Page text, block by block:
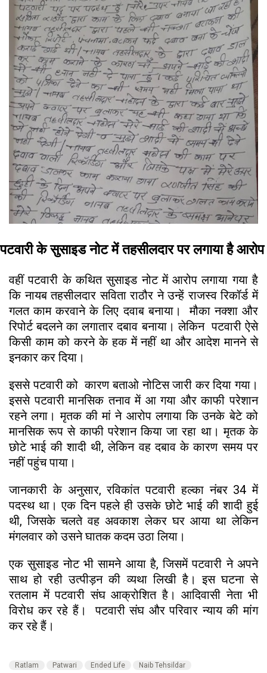
पटवारी के सुसाइड नोट में तहसीलदार पर लगाया है आरोप
वहीं पटवारी के कथित सुसाइड नोट में आरोप लगाया गया है
कि नायब तहसीलदार सविता राठौर ने उन्हें राजस्व रिकॉर्ड में
गलत काम करवाने के लिए दवाब बनाया। मौका नक्शा और
रिपोर्ट बदलने का लगातार दबाव बनाया। लेकिन पटवारी ऐसे
किसी काम को करने के हक में नहीं था और आदेश मानने से
इनकार कर दिया।
इससे पटवारी को कारण बताओ नोटिस जारी कर दिया गया।
इससे पटवारी मानसिक तनाव में आ गया और काफी परेशान
रहने लगा। मृतक की मां ने आरोप लगाया कि उनके बेटे को
मानसिक रूप से काफी परेशान किया जा रहा था। मृतक के
छोटे भाई की शादी थी, लेकिन वह दबाव के कारण समय पर
नहीं पहुंच पाया।
जानकारी के अनुसार, रविकांत पटवारी हल्का नंबर 34 में
पदस्थ था। एक दिन पहले ही उसके छोटे भाई की शादी हुई
थी, जिसके चलते वह अवकाश लेकर घर आया था लेकिन
मंगलवार को उसने घातक कदम उठा लिया।
एक सुसाइड नोट भी सामने आया है, जिसमें पटवारी ने अपने
साथ हो रही उत्पीड़न की व्यथा लिखी है। इस घटना से
रतलाम में पटवारी संघ आक्रोशित है। आदिवासी नेता भी
विरोध कर रहे हैं। पटवारी संघ और परिवार न्याय की मांग
कर रहे हैं।
Ratlam Patwari Ended Life
Naib Tehsildar